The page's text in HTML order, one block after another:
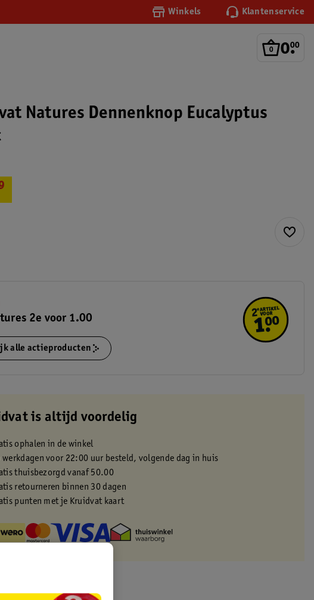
Winkels Klantenservice
0.
00
Natures Dennenknop Eucalyptus
2e voor 1.00
alle actieproducten
is altijd voordelig
ophalen in de winkel
werkdagen voor 22:00 uur besteld, volgende dag in huis
thuisbezorgd vanaf 50.00
retourneren binnen 30 dagen
punten met je Kruidvat kaart